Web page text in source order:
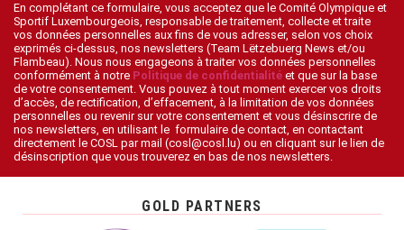
En complétant ce formulaire, vous acceptez que le Comité Olympique et
Sportif Luxembourgeois, responsable de traitement, collecte et traite
vos données personnelles aux fins de vous adresser, selon vos choix
exprimés ci-dessus, nos newsletters (Team Lëtzebuerg News et/ou
Flambeau). Nous nous engageons à traiter vos données personnelles
conformément à notre Politique de confidentialité et que sur la base
de votre consentement. Vous pouvez à tout moment exercer vos droits
d’accès, de rectification, d’effacement, à la limitation de vos données
personnelles ou revenir sur votre consentement et vous désinscrire de
nos newsletters, en utilisant le formulaire de contact, en contactant
directement le COSL par mail (cosl@cosl.lu) ou en cliquant sur le lien de
désinscription que vous trouverez en bas de nos newsletters.
GOLD PARTNERS